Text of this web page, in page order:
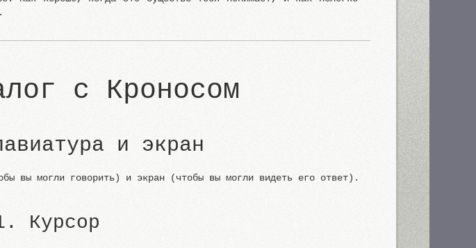
с Кроносом
и экран
вы могли говорить) и экран (чтобы вы могли видеть его ответ).
Курсор